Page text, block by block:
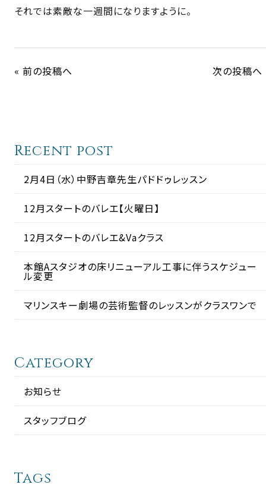
それでは素敵な一週間になりますように。
« 前の投稿へ 次の投稿へ
Recent post
2月4日（水）中野吉章先生パドドゥレッスン
12月スタートのバレエ【火曜日】
12月スタートのバレエ&Vaクラス
本館Aスタジオの床リニューアル工事に伴うスケジュー
ル変更
マリンスキー劇場の芸術監督のレッスンがクラスワンで
Category
お知らせ
スタッフブログ
Tags